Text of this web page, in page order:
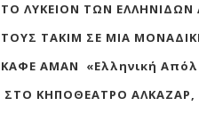
ΤΟ ΛΥΚΕΙΟΝ ΤΩΝ ΕΛΛΗΝΙΔΩΝ
ΤΟΥΣ TAKIM ΣΕ ΜΙΑ
KΑΦΕ ΑΜΑΝ «Ελληνική
ΣΤΟ ΚΗΠΟΘΕΑΤΡΟ ΑΛΚΑΖΑΡ,